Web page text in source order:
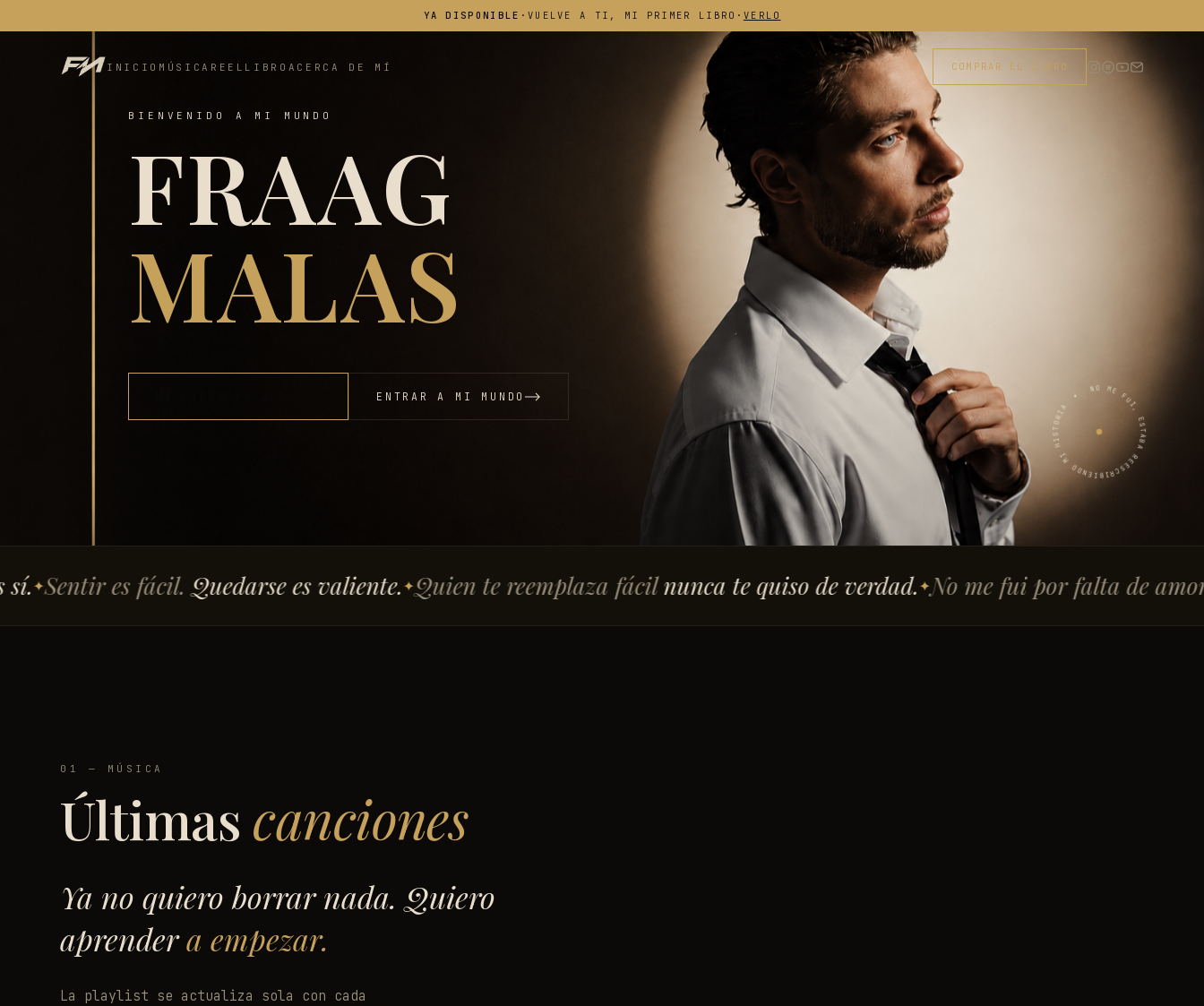
YA DISPONIBLE · VUELVE A TI, MI PRIMER LIBRO · VERLO
INICIO MÚSICA REEL LIBRO ACERCA DE MÍ COMPRAR EL LIBRO
BIENVENIDO A MI MUNDO
FRAAG
MALAS
ENTRAR A MI MUNDO NO ME FUI, ESTABA REESCRIBIENDO MI HISTORIA ✦
fácil.Quedarse es valiente.✦Quien te reemplaza fácilnunca te quiso de verdad. ✦No me fui por falta de amor.Me
01 — MÚSICA
Últimas canciones
Ya no quiero borrar nada. Quiero
aprendera empezar.
La playlist se actualiza sola con cada